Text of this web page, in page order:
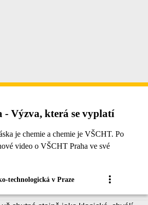
- Výzva, která se vyplatí
je chemie a chemie je VŠCHT. Po
video o VŠCHT Praha ve své
technologická v Praze